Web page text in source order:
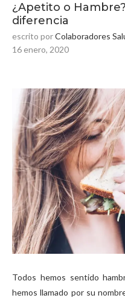
¿Apetito o
diferencia
escrito porColaboradores
16 enero, 2020
Todos hemos sentido
hemos llamado por su